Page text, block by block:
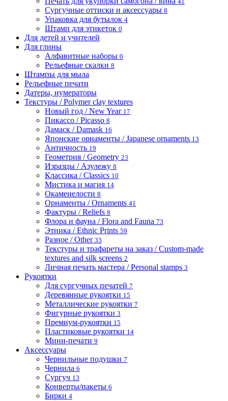
Сургучные оттиски и аксессуары 8
Упаковка для бутылок 4
Штамп для этикеток 0
Для детей и учителей
Для глины
Алфавитные наборы 0
Рельефные скалки 8
Штампы для мыла
Рельефные печати
Датеры, нумераторы
Текстуры / Polymer clay textures
Новый год / New Year 17
Пикассо / Picasso 8
Дамаск / Damask 16
Японские орнаменты / Japanese ornaments 13
Античность 19
Геометрия / Geometry 23
Изразцы / Азулежу 8
Классика / Classics 10
Мистика и магия 14
Окаменелости 8
Орнаменты / Ornaments 41
Фактуры / Reliefs 8
Флора и фауна / Flora and Fauna 73
Этника / Ethnic Prints 59
Разное / Other 33
Текстуры и трафареты на заказ / Custom-made
textures and silk screens 2
Личная печать мастера / Personal stamps 3
Рукоятки
Для сургучных печатей 7
Деревянные рукоятки 15
Металлические рукоятки 7
Фигурные рукоятки 3
Премиум-рукоятки 15
Пластиковые рукоятки 14
Мини-печати 9
Аксессуары
Чернильные подушки 7
Чернила 6
Сургуч 13
Конверты/пакеты 6
Бирки 4